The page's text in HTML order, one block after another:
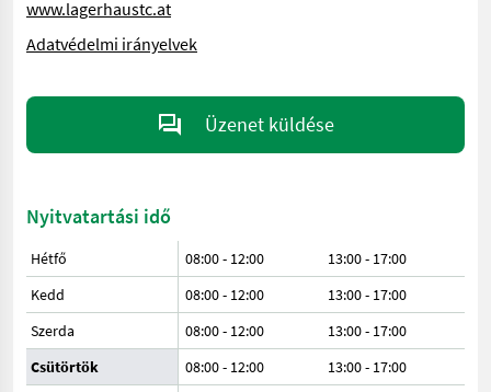
www.lagerhaustc.at
Adatvédelmi irányelvek
Üzenet küldése
Nyitvatartási idő
Hétfő 08:00 - 12:00
13:00 - 17:00
Kedd
08:00 - 12:00
13:00 - 17:00
Szerda
08:00 - 12:00
13:00 - 17:00
Csütörtök
08:00 - 12:00
13:00 - 17:00